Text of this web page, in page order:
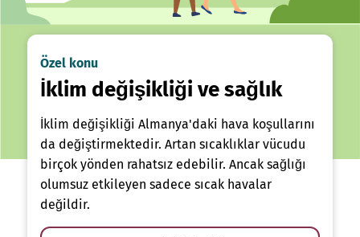
Özel konu
İklim değişikliği ve sağlık
İklim değişikliği Almanya'daki hava koşullarını
da değiştirmektedir. Artan sıcaklıklar vücudu
birçok yönden rahatsız edebilir. Ancak sağlığı
olumsuz etkileyen sadece sıcak havalar
değildir.